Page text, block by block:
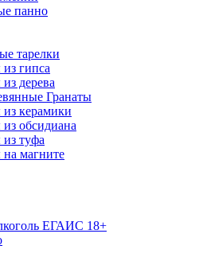
панно
тарелки
гипса
дерева
Гранаты
керамики
обсидиана
туфа
магните
ЕГАИС 18+